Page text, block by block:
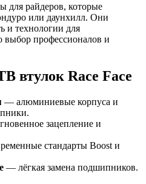
для райдеров, которые
или даунхилл. Они
и технологии для
выбор профессионалов и
втулок Race Face
— алюминиевые корпуса и
зацепление и
стандарты Boost и
— лёгкая замена подшипников.